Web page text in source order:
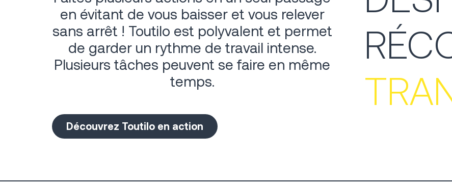
en évitant de vous baisser et vous relever
sans arrêt ! Toutilo est polyvalent et permet
de garder un rythme de travail intense.
Plusieurs tâches peuvent se faire en même
temps.
Découvrez Toutilo en action